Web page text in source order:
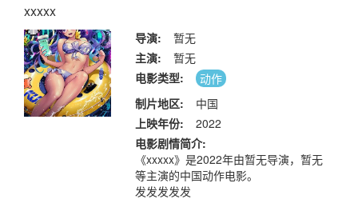
xxxxx
导演:
暂无
主演:
暂无
电影类型:
动作
制片地区:
中国
上映年份:
2022
电影剧情简介:
《xxxxx》是2022年由暂无导演，暂无
等主演的中国动作电影。
发发发发发